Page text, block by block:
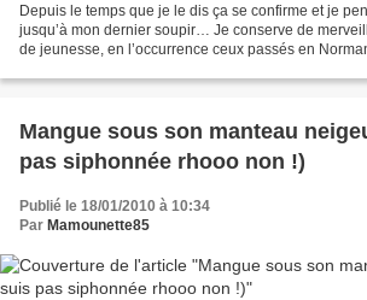
Depuis le temps que je le dis ça se confirme et je
jusqu’à mon dernier soupir… Je conserve de
de jeunesse, en l’occurrence ceux passés en
Mangue sous son manteau
pas siphonnée rhooo non !)
Publié le 18/01/2010 à 10:34
Par Mamounette85